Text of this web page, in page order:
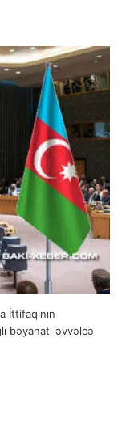
İttifaqının
bəyanatı əvvəlcə